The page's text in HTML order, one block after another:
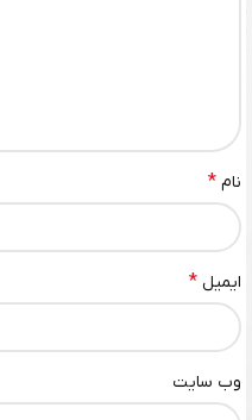
نام *
ایمیل *
وب‌ سایت